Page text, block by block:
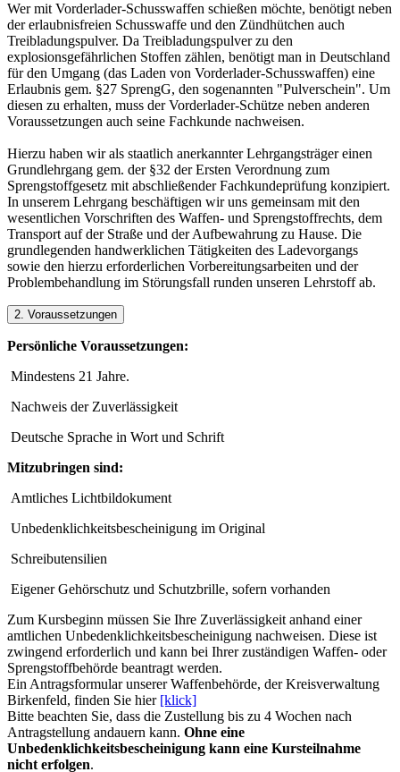
Wer mit Vorderlader-Schusswaffen schießen möchte, benötigt neben
der erlaubnisfreien Schusswaffe und den Zündhütchen auch
Treibladungspulver. Da Treibladungspulver zu den
explosionsgefährlichen Stoffen zählen, benötigt man in Deutschland
für den Umgang (das Laden von Vorderlader-Schusswaffen) eine
Erlaubnis gem. §27 SprengG, den sogenannten "Pulverschein". Um
diesen zu erhalten, muss der Vorderlader-Schütze neben anderen
Voraussetzungen auch seine Fachkunde nachweisen.
Hierzu haben wir als staatlich anerkannter Lehrgangsträger einen
Grundlehrgang gem. der §32 der Ersten Verordnung zum
Sprengstoffgesetz mit abschließender Fachkundeprüfung konzipiert.
In unserem Lehrgang beschäftigen wir uns gemeinsam mit den
wesentlichen Vorschriften des Waffen- und Sprengstoffrechts, dem
Transport auf der Straße und der Aufbewahrung zu Hause. Die
grundlegenden handwerklichen Tätigkeiten des Ladevorgangs
sowie den hierzu erforderlichen Vorbereitungsarbeiten und der
Problembehandlung im Störungsfall runden unseren Lehrstoff ab.
2. Voraussetzungen
Persönliche Voraussetzungen:
Mindestens 21 Jahre.
Nachweis der Zuverlässigkeit
Deutsche Sprache in Wort und Schrift
Mitzubringen sind:
Amtliches Lichtbildokument
Unbedenklichkeitsbescheinigung im Original
Schreibutensilien
Eigener Gehörschutz und Schutzbrille, sofern vorhanden
Zum Kursbeginn müssen Sie Ihre Zuverlässigkeit anhand einer
amtlichen Unbedenklichkeitsbescheinigung nachweisen. Diese ist
zwingend erforderlich und kann bei Ihrer zuständigen Waffen- oder
Sprengstoffbehörde beantragt werden.
Ein Antragsformular unserer Waffenbehörde, der Kreisverwaltung
Birkenfeld, finden Sie hier [klick]
Bitte beachten Sie, dass die Zustellung bis zu 4 Wochen nach
Antragstellung andauern kann. Ohne eine
Unbedenklichkeitsbescheinigung kann eine Kursteilnahme
nicht erfolgen.